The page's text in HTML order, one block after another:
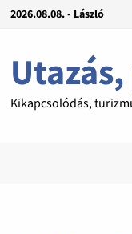
2026.08.08. - László
Kikapcsolódás,